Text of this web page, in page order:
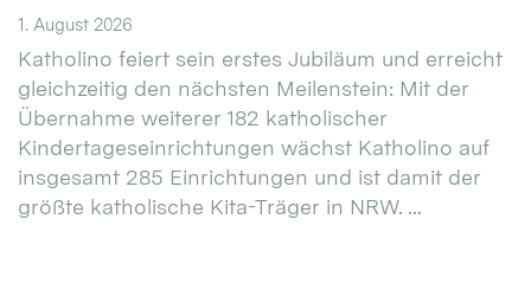
1. August 2026
Katholino feiert sein erstes Jubiläum und erreicht
gleichzeitig den nächsten Meilenstein: Mit der
Übernahme weiterer 182 katholischer
Kindertageseinrichtungen wächst Katholino auf
insgesamt 285 Einrichtungen und ist damit der
größte katholische Kita-Träger in NRW. ...